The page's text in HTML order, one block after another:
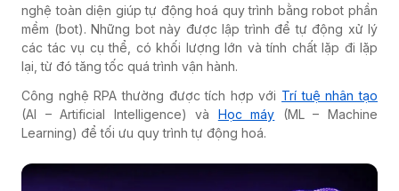
nghệ toàn diện giúp tự động hoá quy trình bằng robot phần
mềm (bot). Những bot này được lập trình để tự động xử lý
các tác vụ cụ thể, có khối lượng lớn và tính chất lặp đi lặp
lại, từ đó tăng tốc quá trình vận hành.
Công nghệ RPA thường được tích hợp với Trí tuệ nhân tạo
(AI – Artificial Intelligence) và Học máy (ML – Machine
Learning) để tối ưu quy trình tự động hoá.